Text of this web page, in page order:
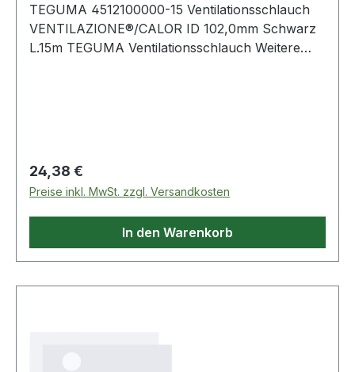
TEGUMA 4512100000-15 Ventilationsschlauch
VENTILAZIONE®/CALOR ID 102,0mm Schwarz
L.15m TEGUMA Ventilationsschlauch Weitere
Regulärer Preis:
24,38 €
Preise inkl. MwSt. zzgl. Versandkosten
In den Warenkorb